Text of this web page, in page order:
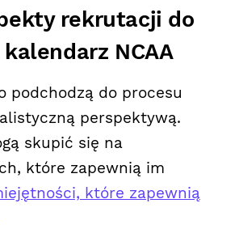
rekrutacji do
NCAA
podchodzą do procesu
perspektywą.
skupić się na
które zapewnią im
które zapewnią